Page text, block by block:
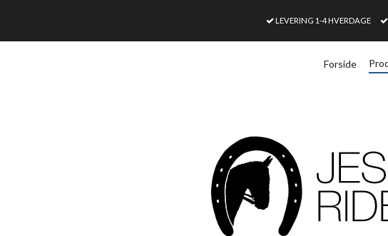
LEVERING 1-4 HVERDAGE
Forside